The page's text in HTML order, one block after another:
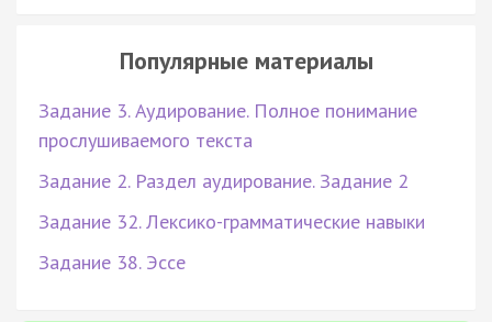
Популярные материалы
Задание 3. Аудирование. Полное понимание
прослушиваемого текста
Задание 2. Раздел аудирование. Задание 2
Задание 32. Лексико-грамматические навыки
Задание 38. Эссе